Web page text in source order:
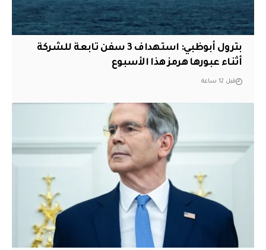
بترول أبوظبي: استهداف 3 سفن تابعة للشركة
أثناء عبورها هرمز هذا الأسبوع
قبل 12 ساعة